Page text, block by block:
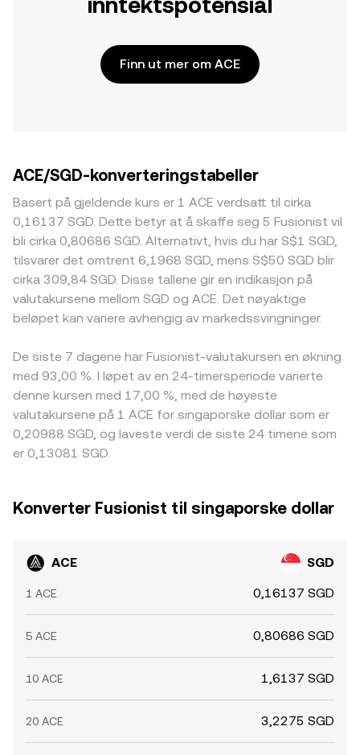
Finn ut mer om ACE
ACE/SGD-konverteringstabeller
Basert på gjeldende kurs er 1 ACE verdsatt til cirka
0,16137 SGD. Dette betyr at å skaffe seg 5 Fusionist vil
bli cirka 0,80686 SGD. Alternativt, hvis du har S$1 SGD,
tilsvarer det omtrent 6,1968 SGD, mens S$50 SGD blir
cirka 309,84 SGD. Disse tallene gir en indikasjon på
valutakursene mellom SGD og ACE. Det nøyaktige
beløpet kan variere avhengig av markedssvingninger.
De siste 7 dagene har Fusionist-valutakursen en økning
med 93,00 %. I løpet av en 24-timersperiode varierte
denne kursen med 17,00 %, med de høyeste
valutakursene på 1 ACE for singaporske dollar som er
0,20988 SGD, og laveste verdi de siste 24 timene som
er 0,13081 SGD.
Konverter Fusionist til singaporske dollar
ACE SGD
1 ACE 0,16137 SGD
5 ACE 0,80686 SGD
10 ACE 1,6137 SGD
20 ACE 3,2275 SGD